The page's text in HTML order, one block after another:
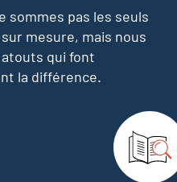
sommes pas les seuls
mesure, mais nous
qui font
la différence.